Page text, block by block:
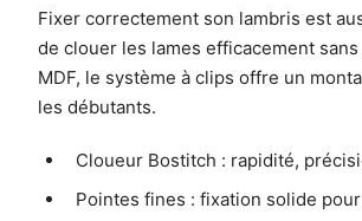
Fixer correctement son lambris est
de clouer les lames efficacement
MDF, le système à clips offre un
les débutants.
Cloueur Bostitch : rapidité,
Pointes fines : fixation solide